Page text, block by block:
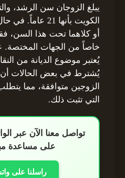
يبلغ الزوجان سن الرشد،
الكويت بأنها 21
أو كلاهما تحت هذا السن،
خاصاً من الجهات المختصة.
يُعتبر موضوع الديانة من
يُشترط في بعض الحالات أن
الزوجين متوافقة، مما
التي تثبت ذلك.
تواصل معنا الآن عبر
على مساعدة
راسلنا على